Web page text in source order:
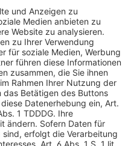
Impressum